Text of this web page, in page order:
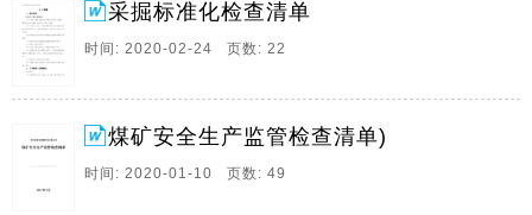
12、党员对照检查清单 一(一)在加强思想政治建设，深
入学习贯彻_新时代中国特色社会主义思想方面存在的问
当作为，推动高质量发展方面存在的问题(3条) (四)在持
续转变作风，力戒形式主义官僚主义方面存在的问题(3
条) (五)在履行全面从严治党责任，加强自身建设方面存
采掘标准化检查清单
时间: 2020-02-24 页数: 22
煤矿安全生产监管检查清单)
时间: 2020-01-10 页数: 49